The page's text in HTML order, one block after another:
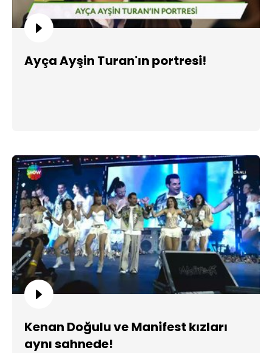
Ayça Ayşin Turan'ın portresi!
Kenan Doğulu ve Manifest kızları
aynı sahnede!